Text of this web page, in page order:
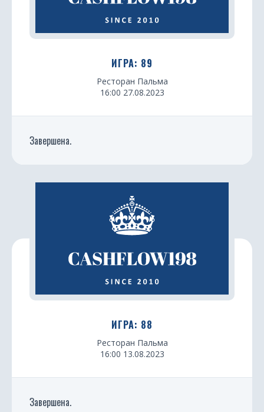
ИГРА: 89
Ресторан Пальма
16:00 27.08.2023
Завершена.
ИГРА: 88
Ресторан Пальма
16:00 13.08.2023
Завершена.